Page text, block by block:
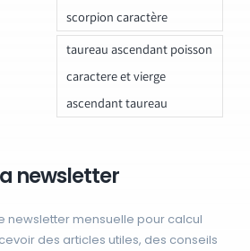
scorpion caractère
taureau ascendant poisson
caractere et vierge
ascendant taureau
newsletter
newsletter mensuelle pour calcul
des articles utiles, des conseils